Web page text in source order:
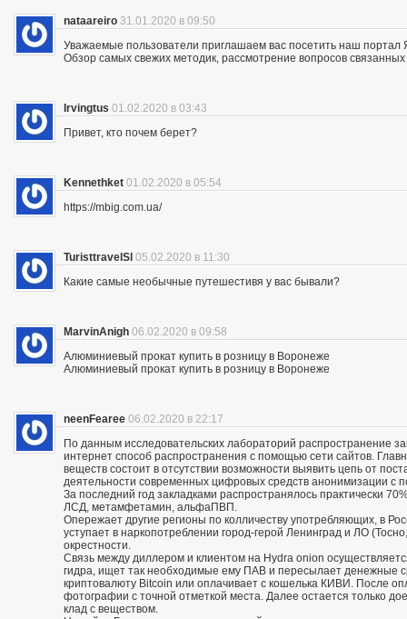
nataareiro 31.01.2020 в 09:50
Уважаемые пользователи приглашаем вас посетить наш портал
Обзор самых свежих методик, рассмотрение вопросов
Irvingtus 01.02.2020 в 03:43
Привет, кто почем берет?
Kennethket 01.02.2020 в 05:54
https://mbig.com.ua/
TuristtravelSl 05.02.2020 в 11:30
Какие самые необычные путешестивя у вас бывали?
MarvinAnigh 06.02.2020 в 09:58
Алюминиевый прокат купить в розницу в Воронеже
Алюминиевый прокат купить в розницу в Воронеже
neenFearee 06.02.2020 в 22:17
По данным исследовательских лабораторий распространение
интернет способ распространения с помощью сети сайтов.
веществ состоит в отсутствии возможности выявить цепь от
деятельности современных цифровых средств анонимизации с
За последний год закладками распространялось практически
ЛСД, метамфетамин, альфаПВП.
Опережает другие регионы по колличеству употребляющих, в
уступает в наркопотреблении город-герой Ленинград и ЛО
окрестности.
Связь между диллером и клиентом на Hydra onion
гидра, ищет так необходимые ему ПАВ и пересылает денежные
криптовалюту Bitcoin или оплачивает с кошелька КИВИ. После
фотографии с точной отметкой места. Далее остается только
клад с веществом.